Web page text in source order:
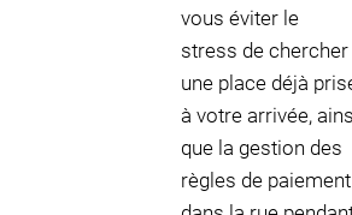
vous éviter le
stress de chercher
une place déjà
à votre arrivée,
que la gestion des
règles de paiement